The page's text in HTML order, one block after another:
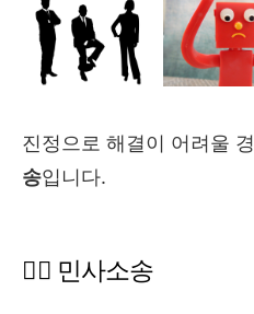
진정으로 해결이 어려울
송입니다.
🧑‍⚖️ 민사소송